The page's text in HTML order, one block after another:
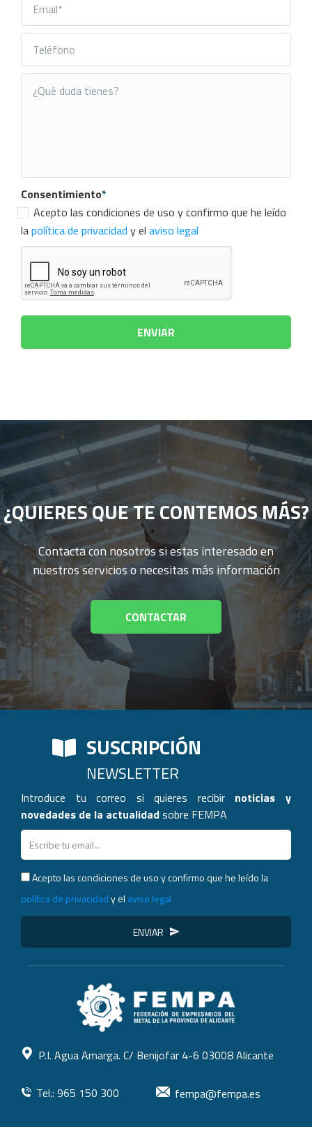
Consentimiento*
Acepto las condiciones de uso y confirmo que he leído
lapolítica de privacidad y el aviso legal
¿QUIERES QUE TE CONTEMOS MÁS?
Contacta con nosotros si estas interesado en
nuestros servicios o necesitas más información
CONTACTAR
SUSCRIPCIÓN
NEWSLETTER
Introduce tu correo si quieres recibir noticias y
novedades de la actualidadsobre FEMPA
Acepto las condiciones de uso y confirmo que he leído la
política de privacidady el aviso legal
ENVIAR
P.I. Agua Amarga. C/ Benijofar 4-6 03008 Alicante
Tel.: 965 150 300 fempa@fempa.es